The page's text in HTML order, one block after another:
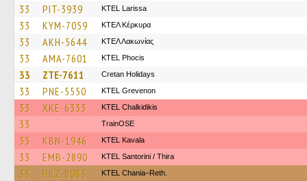
33 PIT-3939 KTEL Larissa
33 KYM-7059 ΚΤΕΛ Κέρκυρα
33 AKH-5644 ΚΤΕΛ Λακωνίας
33 AMA-7601 ΚΤΕL Phocis
33 ZTE-7611 Cretan Holidays
33 PNE-5550 ΚΤΕL Grevenon
33 XKE-6333 ΚΤΕL Chalkidikis
33 TrainΟSE
33 KBN-1946 KTEL Kavala
33 EMB-2890 KTEL Santorini / Thira
33 HKZ-8083 KTEL Chania–Reth.